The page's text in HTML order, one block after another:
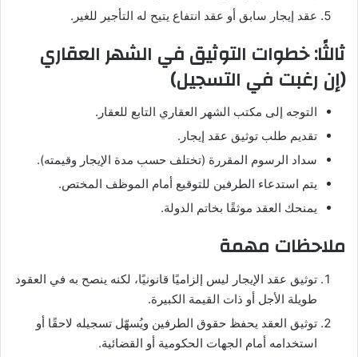
عقد إيجار سابق أو عقد انتفاع يتيح له التأجير للغير.
ثالثًا: خطوات التوثيق في الشهر العقاري
(إن رغبت في التسجيل)
التوجه إلى مكتب الشهر العقاري التابع للعقار.
تقديم طلب توثيق عقد إيجار.
سداد الرسوم المقررة (تختلف حسب مدة الإيجار وقيمته).
يتم استدعاء الطرفين للتوقيع أمام الموظف المختص.
يمنحك العقد موثقًا بخاتم الدولة.
ملاحظات مهمة
توثيق عقد الإيجار ليس إلزاميًا قانونيًا، لكنه ينصح به في العقود
طويلة الأجل أو ذات القيمة الكبيرة.
توثيق العقد يحفظ حقوق الطرفين ويُسهّل تسجيله لاحقًا أو
استخدامه أمام الجهات الحكومية أو القضائية.